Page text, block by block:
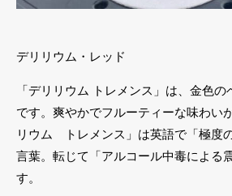
デリリウム・レッド
「デリリウム トレメンス」は、金色
です。爽やかでフルーティーな味わい
リウム トレメンス」は英語で「極度
言葉。転じて「アルコール中毒による
す。